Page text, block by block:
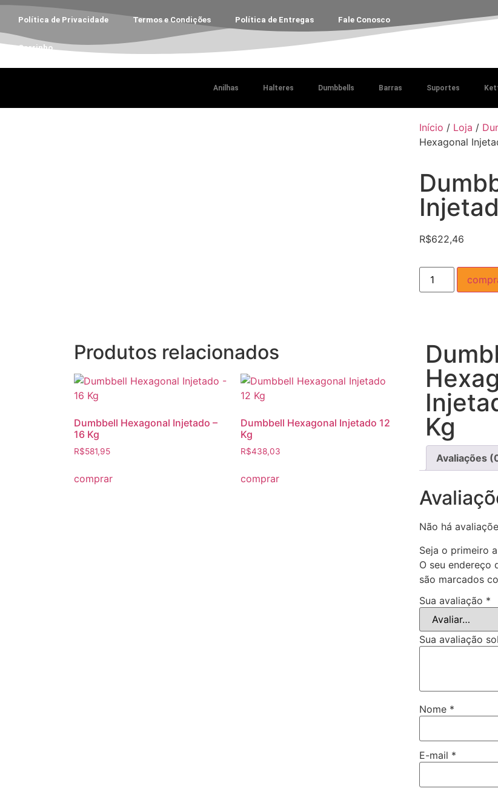
Política de Privacidade Termos e Condições Política de Entregas Fale Conosco
Carrinho
Anilhas Halteres Dumbbells Barras Suportes
Início / Loja /
Hexagonal
R$622,46
Produtos relacionados
Dumbbell Hexagonal Injetado –
16 Kg
R$581,95
comprar
Dumbbell Hexagonal Injetado 12
Kg
R$438,03
comprar
Kg
Avaliações
Não há
Seja o primeiro
O seu endereço
são marcados
Sua avaliação *
Sua avaliação
Nome *
E-mail *